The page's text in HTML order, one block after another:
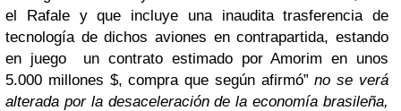
el Rafale y que incluye una inaudita trasferencia de
tecnología de dichos aviones en contrapartida, estando
en juego un contrato estimado por Amorim en unos
5.000 millones $, compra que según afirmó”no se verá
alterada por la desaceleración de la economía brasileña,